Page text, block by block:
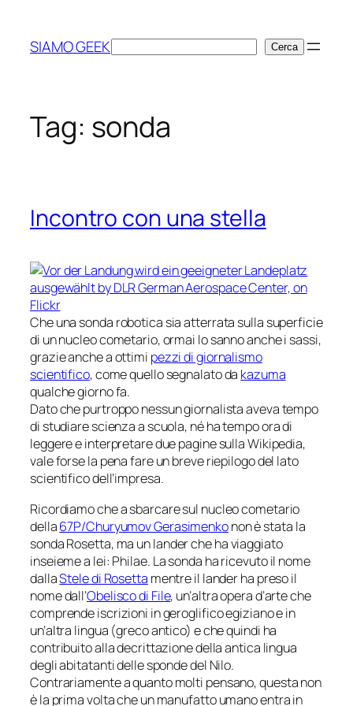
contenuto
SIAMO GEEKCerca Cerca
Tag: sonda
Incontro con una stella
Che una sonda robotica sia atterrata sulla superficie
di un nucleo cometario, ormai lo sanno anche i sassi,
grazie anche a ottimi pezzi di giornalismo
scientifico, come quello segnalato da kazuma
qualche giorno fa.
Dato che purtroppo nessun giornalista aveva tempo
di studiare scienza a scuola, né ha tempo ora di
leggere e interpretare due pagine sulla Wikipedia,
vale forse la pena fare un breve riepilogo del lato
scientifico dell’impresa.
Ricordiamo che a sbarcare sul nucleo cometario
della67P/Churyumov Gerasimenkonon è stata la
sonda Rosetta, ma unlanderche ha viaggiato
inseieme a lei: Philae. La sonda ha ricevuto il nome
dallaStele di Rosetta mentre il lander ha preso il
nome dall’Obelisco di File, un’altra opera d’arte che
comprende iscrizioni in geroglifico egiziano e in
un’altra lingua (greco antico) e che quindi ha
contribuito alla decrittazione della antica lingua
degli abitatanti delle sponde del Nilo.
Contrariamente a quanto molti pensano, questa non
è la prima volta che un manufatto umano entra in